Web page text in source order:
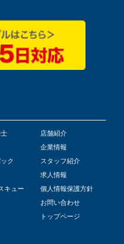
ク
キュー
店舗紹介
企業情報
スタッフ紹介
求人情報
個人情報保護方針
お問い合わせ
トップページ